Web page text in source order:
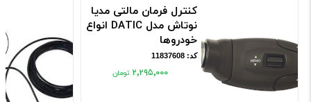
کنترل فرمان مالتی مدیا
نوتاش مدل DATIC انواع
خودروها
کد: 11837608
۲٬۲۹۵٬۰۰۰